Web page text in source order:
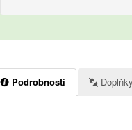
Podrobnosti Doplňky